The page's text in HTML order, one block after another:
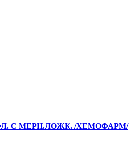
С МЕРН.ЛОЖК. /ХЕМОФАРМ/